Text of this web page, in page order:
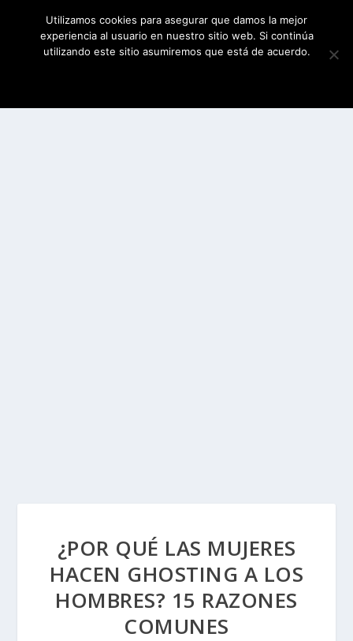
¿POR QUÉ LAS MUJERES
HACEN GHOSTING A LOS
HOMBRES? 15 RAZONES
COMUNES
Utilizamos cookies para asegurar que damos la mejor
experiencia al usuario en nuestro sitio web. Si continúa
utilizando este sitio asumiremos que está de acuerdo.